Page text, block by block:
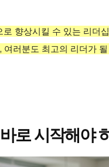
향상시킬 수 있는 리더
러분도 최고의 리더가
로 시작해야